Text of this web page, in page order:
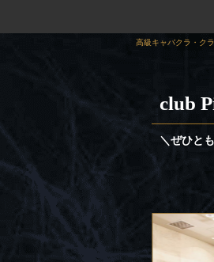
高級キャバクラ・ク
club
＼ぜひと